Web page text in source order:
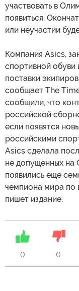
участвовать в
появиться.
или неучастии
Компания Asics,
спортивной обуви
поставки
сообщает The
сообщили, что
российской
если появятся
российскими
Asics сделала
не допущенных
появились еще
чемпиона мира по
пишет издание.
0 0